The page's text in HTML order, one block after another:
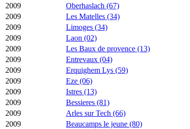
2009
Oberhaslach (67)
2009
Les Matelles (34)
2009
Limoges (34)
2009
Laon (02)
2009
Les Baux de provence (13)
2009
Entrevaux (04)
2009
Erquighem Lys (59)
2009
Eze (06)
2009
Istres (13)
2009
Bessieres (81)
2009
Arles sur Tech (66)
2009
Beaucamps le jeune (80)